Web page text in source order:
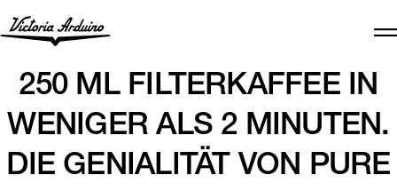
250 ML FILTERKAFFEE IN
WENIGER ALS 2 MINUTEN.
DIE GENIALITÄT VON PURE